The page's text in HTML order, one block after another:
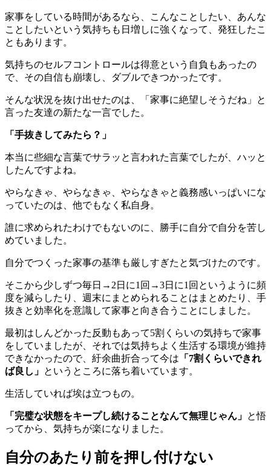
家事をしている時間があるなら、こんなことしたい、あんな
ことしたいという気持ちも日増しに強くなって、発狂したこ
ともあります。
気持ちのセルフコントロールは得意という自負もあったの
で、その自信も崩壊し、ダブルできつかったです。
そんな状況を抜け出せたのは、「家事に絶望しそうだね」と
言った友達の新たな一言でした。
「手抜きしてみたら？」
本当に些細な言葉でサラッと言われた言葉でしたが、ハッと
したんですよね。
やらなきゃ、やらなきゃ、やらなきゃと義務感いっぱいにな
っていたのは、他でもなく私自身。
誰に求められたわけでもないのに、勝手に自分で自分を苦し
めていました。
自分でつくった家事の基準も厳しすぎたと気づけたのです。
そこから少しずつ毎日→2日に1回→3日に1回というように頻
度を減らしたり、週末にまとめられることはまとめたり、手
抜きと効率化を意識して家事と向き合うことにしました。
最初はしんどかった反動もあって5割くらいの気持ちで家事
をしていましたが、それでは気持ちよく生活する環境が維持
できなかったので、紆余曲折合って今は 「7割くらいできれ
ば良し」 というところに落ち着いています。
生活していれば埃は立つもの。
「完璧な状態をキープし続けることなんて無理じゃん」 と悟
ってから、気持ちが楽になりました。
自分のあたり前を押し付けない